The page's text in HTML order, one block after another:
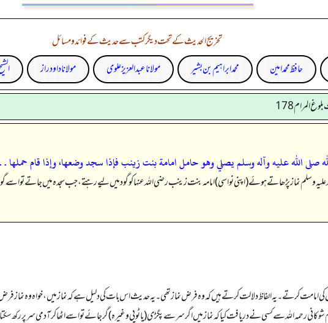
تخریج الحدیث کے تحت دیگر کتب سے حدیث کے فوائد و مسائل
حافظ محمد امین محمد ابراہیم بن بشیر مولانا عبد العزیز علوی مولانا داود راز
المرام 178
صلى الله عليه وآله وسلم يصلي وهو حامل امامة بنت زينب فإذا سجد وضعها،‏‏‏‏ وإذا قام حملها .
علیہ وسلم نماز پڑھاتے ہوئے (اپنی نواسی) امامہ بنت زینب رضی اللہ عنہا کو گود میں لیے رہتے، جب سجدہ میں جاتے تو
کرتے۔ یہ الفاظ دلالت کرتے ہیں کہ وہ فرض نماز تھی۔ یہ حدیث اس بات کی دلیل ہے کہ نماز میں، خواہ وہ نماز فرض ہو
رحمہ اللہ سے کسی نے دریافت کیا کہ نماز میں اگر سر سے پگڑی (یا ٹوپی وغیرہ) گر جائے تو اسے اٹھا کر آدمی سر پر